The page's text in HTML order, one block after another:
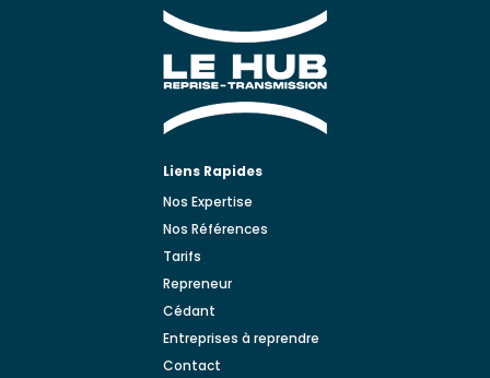
Liens Rapides
Nos Expertise
Nos Références
Tarifs
Repreneur
Cédant
Entreprises à reprendre
Contact